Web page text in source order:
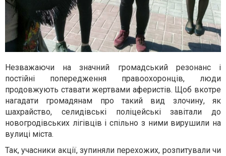
Незважаючи на значний громадський резонанс і
постійні попередження правоохоронців, люди
продовжують ставати жертвами аферистів. Щоб вкотре
нагадати громадянам про такий вид злочину, як
шахрайство, селидівські поліцейські завітали до
новогродівських лігівців і спільно з ними вирушили на
вулиці міста.
Так, учасники акції, зупиняли перехожих, розпитували чи